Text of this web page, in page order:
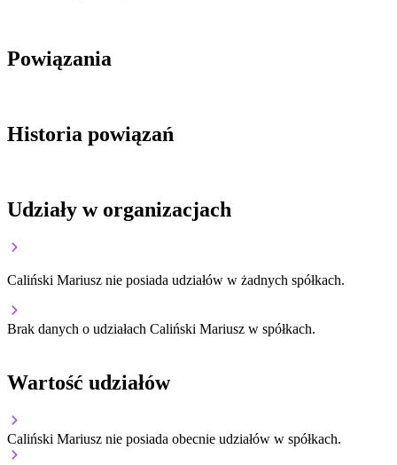
Powiązania
Historia powiązań
Udziały w organizacjach
Caliński Mariusz nie posiada udziałów w żadnych spółkach.
Brak danych o udziałach Caliński Mariusz w spółkach.
Wartość udziałów
Caliński Mariusz nie posiada obecnie udziałów w spółkach.